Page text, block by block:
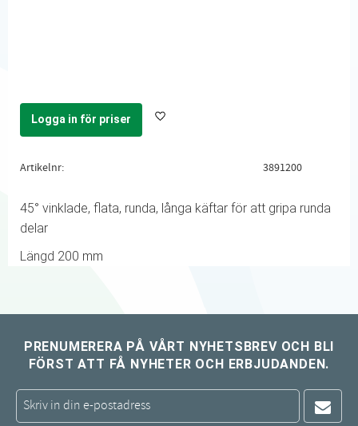
Logga in för priser Lägg till i favoriter
Artikelnr 3891200
45° vinklade, flata, runda, långa käftar för att gripa runda
delar
Längd 200 mm
PRENUMERERA PÅ VÅRT NYHETSBREV OCH BLI
FÖRST ATT FÅ NYHETER OCH ERBJUDANDEN.